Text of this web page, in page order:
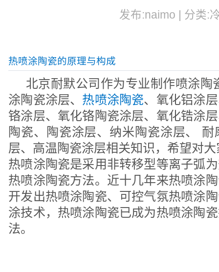
发布:naimo | 分类:
热喷涂陶瓷的原理与构成
北京耐默公司作为专业制作喷涂陶
涂陶瓷涂层、 热喷涂陶瓷、氧化铝涂
铬涂层、氧化铬陶瓷涂层、氧化锆涂
陶瓷、陶瓷涂层、纳米陶瓷涂层、
层、高温陶瓷涂层相关知识，希望对
热喷涂陶瓷是采用非转移型等离子弧
热喷涂陶瓷方法。近十几年来热喷涂
开发出热喷涂陶瓷、可控气氛热喷涂
涂技术，热喷涂陶瓷已成为热喷涂陶
法。